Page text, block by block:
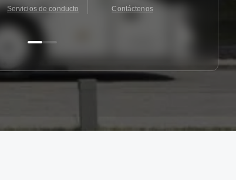
Servicios de conducto Contáctenos